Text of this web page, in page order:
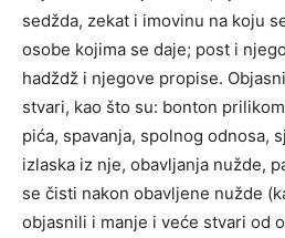
sedžda, zekat i imovinu na koju
osobe kojima se daje; post i
hadždž i njegove propise.
stvari, kao što su: bonton
pića, spavanja, spolnog odnosa,
izlaska iz nje, obavljanja nužde,
se čisti nakon obavljene nužde
objasnili i manje i veće stvari od